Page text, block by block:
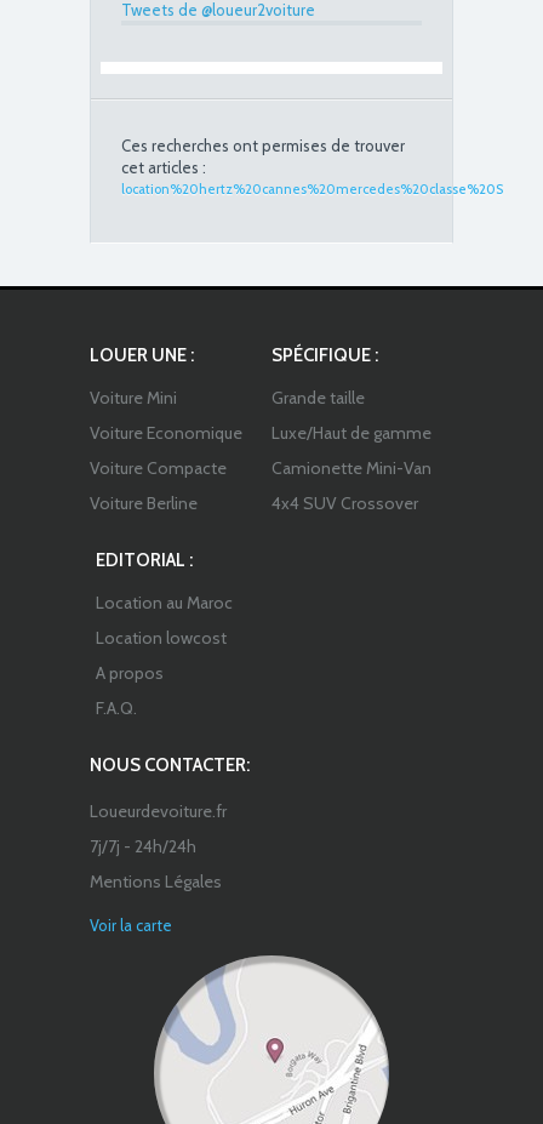
Tweets de @loueur2voiture
Ces recherches ont permises de trouver
cet articles :
location%20hertz%20cannes%20mercedes%20classe%20S
LOUER UNE :
Voiture Mini
Voiture Economique
Voiture Compacte
Voiture Berline
SPÉCIFIQUE :
Grande taille
Luxe/Haut de gamme
Camionette Mini-Van
4x4 SUV Crossover
EDITORIAL :
Location au Maroc
Location lowcost
A propos
F.A.Q.
NOUS CONTACTER:
Loueurdevoiture.fr
7j/7j - 24h/24h
Mentions Légales
Voir la carte